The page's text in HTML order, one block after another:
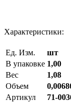
Характеристики:
Ед. Изм.
шт
В упаковке 1,00
Вес
1,08
Объем
Артикул
71-